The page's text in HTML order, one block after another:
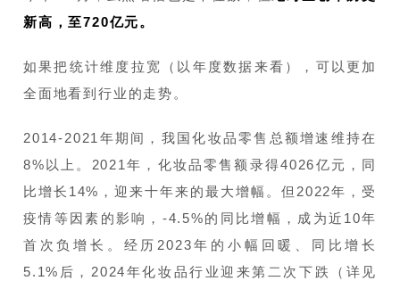
新高，至720亿元。
如果把统计维度拉宽（以年度数据来看），可以更加
全面地看到行业的走势。
2014-2021年期间，我国化妆品零售总额增速维持在
8%以上。2021年，化妆品零售额录得4026亿元，同
比增长14%，迎来十年来的最大增幅。但2022年，受
疫情等因素的影响，-4.5%的同比增幅，成为近10年
首次负增长。经历2023年的小幅回暖、同比增长
5.1%后，2024年化妆品行业迎来第二次下跌（详见